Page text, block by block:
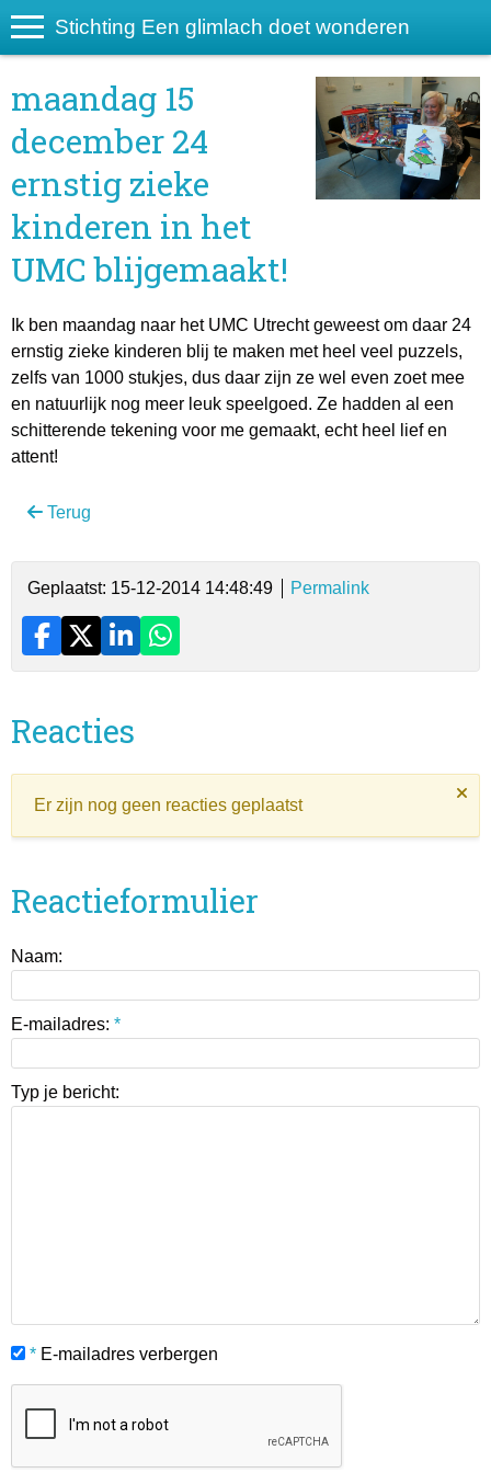
Stichting Een glimlach doet wonderen
maandag 15
december 24
ernstig zieke
kinderen in het
UMC blijgemaakt!
Ik ben maandag naar het UMC Utrecht geweest om daar 24
ernstig zieke kinderen blij te maken met heel veel puzzels,
zelfs van 1000 stukjes, dus daar zijn ze wel even zoet mee
en natuurlijk nog meer leuk speelgoed. Ze hadden al een
schitterende tekening voor me gemaakt, echt heel lief en
attent!
Terug
Geplaatst: 15-12-2014 14:48:49 Permalink
Reacties
Er zijn nog geen reacties geplaatst
Reactieformulier
Naam:
E-mailadres: *
Typ je bericht:
* E-mailadres verbergen